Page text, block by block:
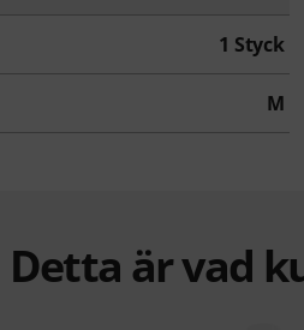
1 Styck
M
Detta är vad